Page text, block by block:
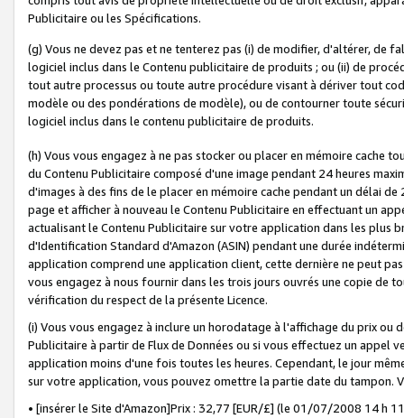
Publicitaire ou les Spécifications.
(g) Vous ne devez pas et ne tenterez pas (i) de modifier, d'altérer, de
logiciel inclus dans le Contenu publicitaire de produits ; ou (ii) de
tout autre processus ou toute autre procédure visant à dériver tout
modèle ou des pondérations de modèle), ou de contourner toute
logiciel inclus dans le contenu publicitaire de produits.
(h) Vous vous engagez à ne pas stocker ou placer en mémoire cache
du Contenu Publicitaire composé d'une image pendant 24 heures
d'images à des fins de le placer en mémoire cache pendant un délai
page et afficher à nouveau le Contenu Publicitaire en effectuant un
actualisant le Contenu Publicitaire sur votre application dans les plus
d'Identification Standard d'Amazon (ASIN) pendant une durée
application comprend une application client, cette dernière ne peut
vous engagez à nous fournir dans les trois jours ouvrés une copie de
vérification du respect de la présente Licence.
(i) Vous vous engagez à inclure un horodatage à l'affichage du prix
Publicitaire à partir de Flux de Données ou si vous effectuez un appel
application moins d'une fois toutes les heures. Cependant, le jour
sur votre application, vous pouvez omettre la partie date du tampon.
• [insérer le Site d'Amazon]Prix : 32,77 [EUR/£] (le 01/07/2008 14 h